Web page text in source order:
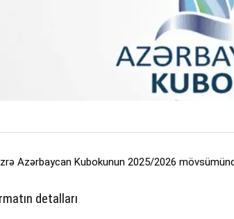
Azərbaycan Kubokunun 2025/2026
detalları